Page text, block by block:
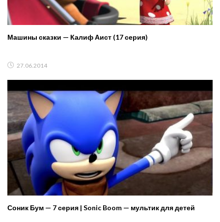
Машины сказки — Калиф Аист (17 серия)
27.06.2014
Соник Бум — 7 серия | Sonic Boom — мультик для детей